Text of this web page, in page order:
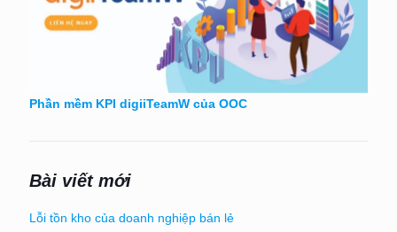
Phần mềm KPI digiiTeamW của OOC
Bài viết mới
Lỗi tồn kho của doanh nghiệp bán lẻ